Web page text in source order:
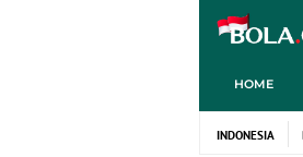
HOME
INDONESIA